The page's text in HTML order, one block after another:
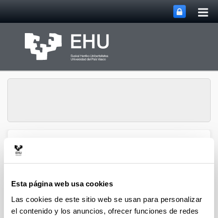
Esta página web usa cookies
Las cookies de este sitio web se usan para personalizar
el contenido y los anuncios, ofrecer funciones de redes
biomat
Difusión
Biomat-Biodonostia